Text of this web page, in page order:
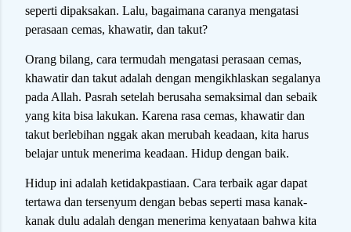
seperti dipaksakan. Lalu, bagaimana caranya mengatasi
perasaan cemas, khawatir, dan takut?
Orang bilang, cara termudah mengatasi perasaan cemas,
khawatir dan takut adalah dengan mengikhlaskan segalanya
pada Allah. Pasrah setelah berusaha semaksimal dan sebaik
yang kita bisa lakukan. Karena rasa cemas, khawatir dan
takut berlebihan nggak akan merubah keadaan, kita harus
belajar untuk menerima keadaan. Hidup dengan baik.
Hidup ini adalah ketidakpastiaan. Cara terbaik agar dapat
tertawa dan tersenyum dengan bebas seperti masa kanak-
kanak dulu adalah dengan menerima kenyataan bahwa kita